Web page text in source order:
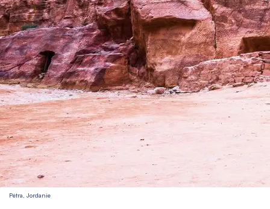
Pétra, Jordanie